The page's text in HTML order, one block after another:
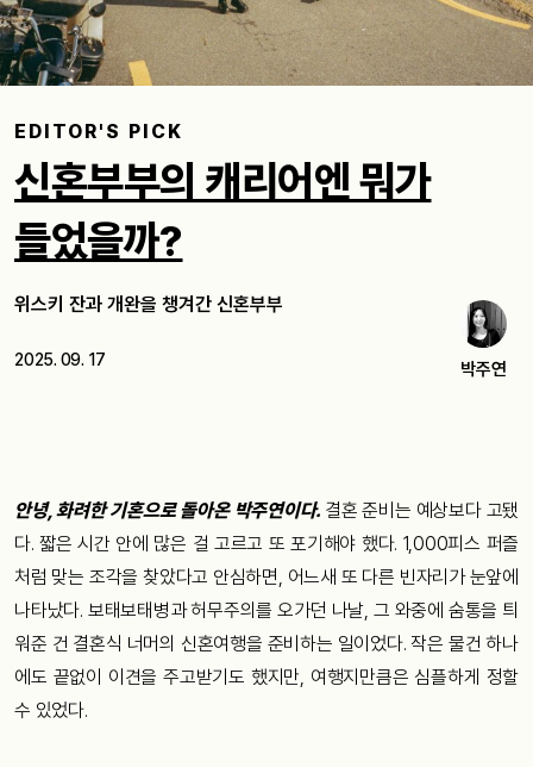
EDITOR'S PICK
신혼부부의 캐리어엔 뭐가
들었을까?
위스키 잔과 개완을 챙겨간 신혼부부
2025. 09. 17 박주연
안녕, 화려한 기혼으로 돌아온 박주연이다. 결혼 준비는 예상보다 고됐
다. 짧은 시간 안에 많은 걸 고르고 또 포기해야 했다. 1,000피스 퍼즐
처럼 맞는 조각을 찾았다고 안심하면, 어느새 또 다른 빈자리가 눈앞에
나타났다. 보태보태병과 허무주의를 오가던 나날, 그 와중에 숨통을 틔
워준 건 결혼식 너머의 신혼여행을 준비하는 일이었다. 작은 물건 하나
에도 끝없이 이견을 주고받기도 했지만, 여행지만큼은 심플하게 정할
수 있었다.